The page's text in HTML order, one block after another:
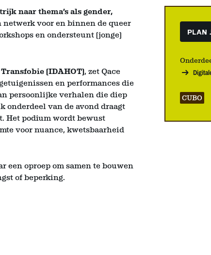
naar thema’s als gender,
netwerk voor en binnen de queer
en ondersteunt (jonge)
(IDAHOT), zet Qace
en performances die
persoonlijke verhalen die diep
van de avond draagt
Het podium wordt bewust
voor nuance, kwetsbaarheid
een oproep om samen te bouwen
of beperking.
PLAN
CUBO